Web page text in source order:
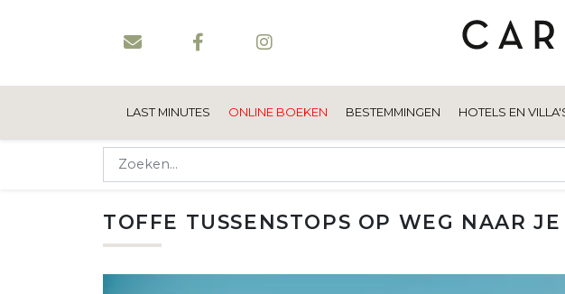
LAST MINUTES ONLINE BOEKEN BESTEMMINGEN HOTELS EN
TOFFE TUSSENSTOPS OP WEG NAAR